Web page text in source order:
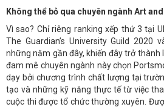
Không thể bỏ qua chuyên ngành Art
Vì sao? Chỉ riêng ranking xếp thứ 3 tại
The Guardian’s University Guild 2020
những năm gần đây, khiến đây trở thành
đam mê chuyên ngành này chọn
dạy bởi chương trình chất lượng tại
tạo và những kỹ năng thực tế từ việc
cuộc thi được tổ chức thường xuyên.